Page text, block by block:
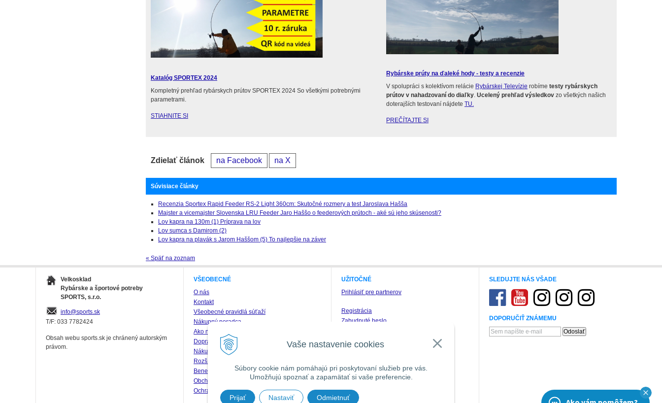
Vaše nastavenie cookies
Súbory cookie nám pomáhajú pri poskytovaní služieb pre vás.
Umožňujú spoznať a zapamätať si vaše preferencie.
Prijať Nastaviť Odmietnuť
Katalóg SPORTEX 2024
Kompletný prehľad rybárskych prútov SPORTEX 2024 So všetkými potrebnými
parametrami.
STIAHNITE SI
Rybárske prúty na ďaleké hody - testy a recenzie
V spolupráci s kolektívom relácie Rybárskej Televízie robíme testy rybárskych
prútov v nahadzovaní do diaľky Ucelený prehľad výsledkov zo všetkých našich
doterajších testovaní nájdete TU.
PREČÍTAJTE SI
Zdielať článok na Facebook na X
Súvisiace články
Recenzia Sportex Rapid Feeder RS-2 Light 360cm: Skutočné rozmery a test Jaroslava Hašša
Majster a vicemajster Slovenska LRU Feeder Jaro Haššo o feederových prútoch - aké sú jeho skúsenosti?
Lov kapra na 130m (1) Príprava na lov
Lov sumca s Damirom (2)
Lov kapra na plavák s Jarom Haššom (5) To najlepšie na záver
« Späť na zoznam
Velkosklad
Rybárske a športové potreby
SPORTS, s.r.o.
info@sports.sk
T/F: 033 7782424
Obsah webu sports.sk je chránený autorským
právom.
VŠEOBECNÉ
O nás
Kontakt
Všeobecné pravidlá súťaží
Nákupný poradca
Ako nakupovať v E Shop SPORTS
Doprava a platba
Nákup na splátky
Rozšírte svoje podnikanie
Benefity pre maloobchodných partnerov
Obchodné podmienky a reklamačný poriadok
Ochrana osobných údajov
UŽITOČNÉ
Prihlásiť pre partnerov
Registrácia
Zabudnuté heslo
SLEDUJTE NÁS VŠADE
DOPORUČIŤ ZNÁMEMU